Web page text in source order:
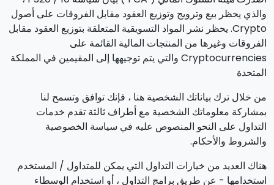
والذي يحظر بيع وترويج وتوزيع العقود مقابل الفروقات على أصول
Crypto. يحظر نشر المواد التسويقية المتعلقة بتوزيع العقود مقابل
الفروقات وغيرها من المنتجات المالية القائمة على
Cryptocurrencies والتي يتم توجيهها إلى المقيمين في المملكة
المتحدة
من خلال ترك بياناتك الشخصية هنا ، فإنك توافق وتسمح لنا
بمشاركة معلوماتك الشخصية مع أطراف ثالثة تقدم خدمات
التداول على النحو المنصوص عليه في سياسة الخصوصية
والشروط والأحكام.
هناك العديد من خيارات التداول التي يمكن للمتداول / المستخدم
استخدامها - عن طريق برامج التداول ، أو استخدام الوسطاء